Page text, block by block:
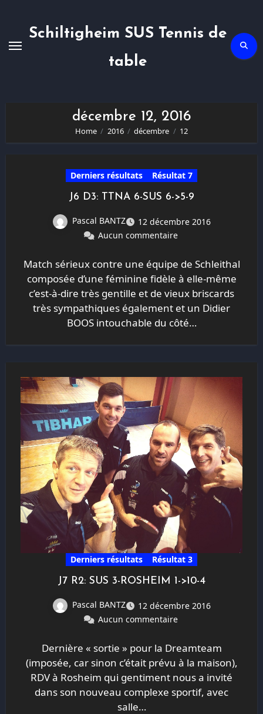
Schiltigheim SUS Tennis de
table
décembre 12, 2016
Home 2016 décembre 12
Derniers résultats Résultat 7
J6 D3: TTNA 6-SUS 6->5-9
Pascal BANTZ
12 décembre 2016
Aucun commentaire
Match sérieux contre une équipe de Schleithal
composée d’une féminine fidèle à elle-même
c’est-à-dire très gentille et de vieux briscards
très sympathiques également et un Didier
BOOS intouchable du côté…
Derniers résultats Résultat 3
J7 R2: SUS 3-ROSHEIM 1->10-4
Pascal BANTZ
12 décembre 2016
Aucun commentaire
Dernière « sortie » pour la Dreamteam
(imposée, car sinon c’était prévu à la maison),
RDV à Rosheim qui gentiment nous a invité
dans son nouveau complexe sportif, avec
salle…